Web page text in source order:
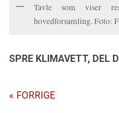
Tavle som viser
hovedforsamling. Foto:
SPRE KLIMAVETT, DEL
« FORRIGE